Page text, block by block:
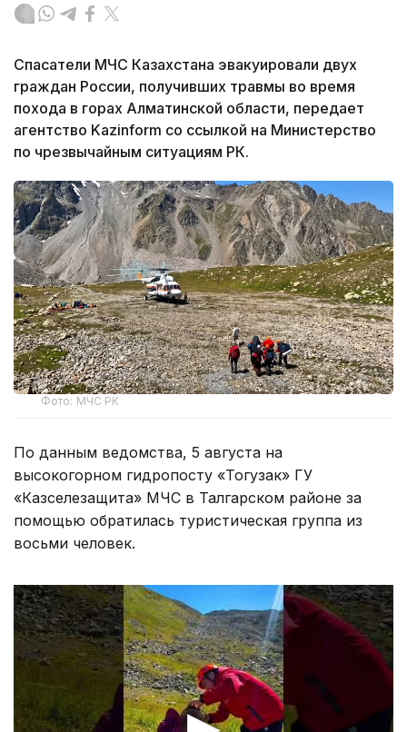
Спасатели МЧС Казахстана эвакуировали двух
граждан России, получивших травмы во время
похода в горах Алматинской области, передает
агентство Kazinform со ссылкой на Министерство
по чрезвычайным ситуациям РК.
Фото: МЧС РК
По данным ведомства, 5 августа на
высокогорном гидропосту «Тогузак» ГУ
«Казселезащита» МЧС в Талгарском районе за
помощью обратилась туристическая группа из
восьми человек.